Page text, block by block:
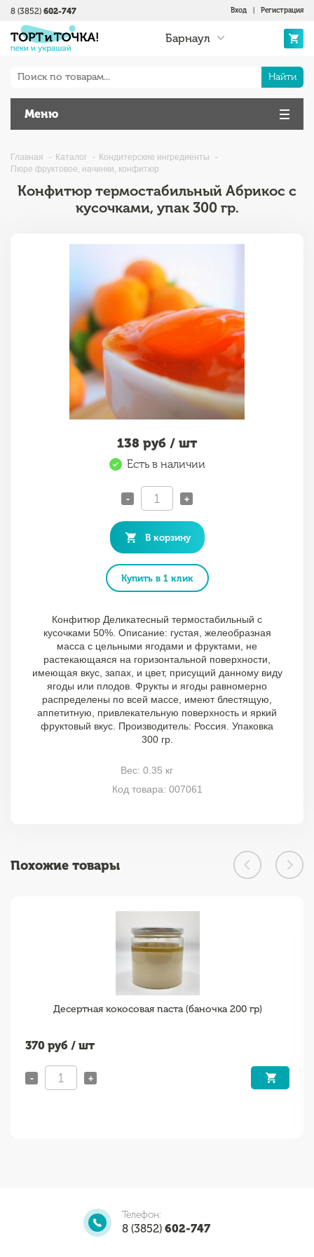
Вход Регистрация
Барнаул
8 (3852) 602-747
Найти
Меню
Главная Каталог
Кондитерские ингредиенты
Пюре фруктовое, начинки, конфитюр
Конфитюр термостабильный Абрикос с
кусочками, упак 300 гр.
138 руб / шт
Есть в наличии
- +
В корзину
Купить в 1 клик
Конфитюр Деликатесный термостабильный с
кусочками 50%. Описание: густая, желеобразная
масса с цельными ягодами и фруктами, не
растекающаяся на горизонтальной поверхности,
имеющая вкус, запах, и цвет, присущий данному виду
ягоды или плодов. Фрукты и ягоды равномерно
распределены по всей массе, имеют блестящую,
аппетитную, привлекательную поверхность и яркий
фруктовый вкус. Производитель: Россия. Упаковка
300 гр.
Вес: 0.35 кг
Код товара: 007061
Похожие товары
Десертная кокосовая паста (баночка 200 гр)
370 руб / шт
- +
Телефон:
8 (3852) 602-747